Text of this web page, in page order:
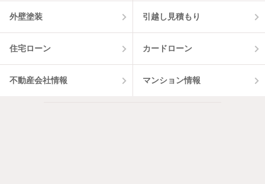
外壁塗装 引越し見積もり
住宅ローン カードローン
不動産会社情報 マンション情報